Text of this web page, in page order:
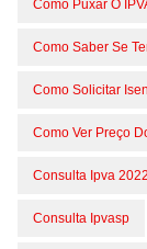
Como Puxar O
Como Saber Se
Como Solicitar
Como Ver Preço
Consulta Ipva
Consulta Ipvasp